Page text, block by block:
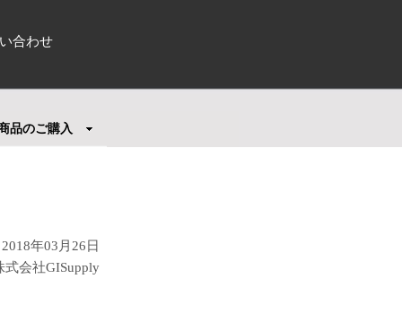
合わせ
品のご購入
2018年03月26日
式会社GISupply